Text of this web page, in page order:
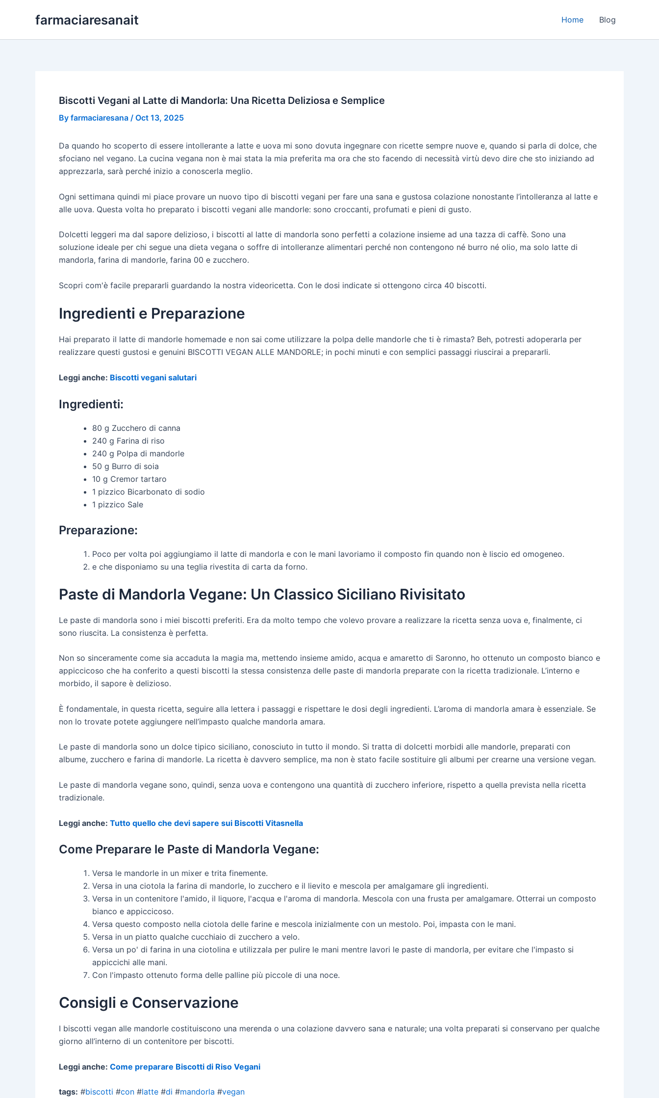
farmaciaresanait Home Blog
Biscotti Vegani al Latte di Mandorla: Una Ricetta Deliziosa e Semplice
By farmaciaresana / Oct 13, 2025
Da quando ho scoperto di essere intollerante a latte e uova mi sono dovuta ingegnare con ricette sempre nuove e, quando si parla di dolce, che
sfociano nel vegano. La cucina vegana non è mai stata la mia preferita ma ora che sto facendo di necessità virtù devo dire che sto iniziando ad
apprezzarla, sarà perché inizio a conoscerla meglio.
Ogni settimana quindi mi piace provare un nuovo tipo di biscotti vegani per fare una sana e gustosa colazione nonostante l’intolleranza al latte e
alle uova. Questa volta ho preparato i biscotti vegani alle mandorle: sono croccanti, profumati e pieni di gusto.
Dolcetti leggeri ma dal sapore delizioso, i biscotti al latte di mandorla sono perfetti a colazione insieme ad una tazza di caffè. Sono una
soluzione ideale per chi segue una dieta vegana o soffre di intolleranze alimentari perché non contengono né burro né olio, ma solo latte di
mandorla, farina di mandorle, farina 00 e zucchero.
Scopri com'è facile prepararli guardando la nostra videoricetta. Con le dosi indicate si ottengono circa 40 biscotti.
Ingredienti e Preparazione
Hai preparato il latte di mandorle homemade e non sai come utilizzare la polpa delle mandorle che ti è rimasta? Beh, potresti adoperarla per
realizzare questi gustosi e genuini BISCOTTI VEGAN ALLE MANDORLE; in pochi minuti e con semplici passaggi riuscirai a prepararli.
Leggi anche: Biscotti vegani salutari
Ingredienti:
80 g Zucchero di canna
240 g Farina di riso
240 g Polpa di mandorle
50 g Burro di soia
10 g Cremor tartaro
1 pizzico Bicarbonato di sodio
1 pizzico Sale
Preparazione:
Poco per volta poi aggiungiamo il latte di mandorla e con le mani lavoriamo il composto fin quando non è liscio ed omogeneo.
e che disponiamo su una teglia rivestita di carta da forno.
Paste di Mandorla Vegane: Un Classico Siciliano Rivisitato
Le paste di mandorla sono i miei biscotti preferiti. Era da molto tempo che volevo provare a realizzare la ricetta senza uova e, finalmente, ci
sono riuscita. La consistenza è perfetta.
Non so sinceramente come sia accaduta la magia ma, mettendo insieme amido, acqua e amaretto di Saronno, ho ottenuto un composto bianco e
appiccicoso che ha conferito a questi biscotti la stessa consistenza delle paste di mandorla preparate con la ricetta tradizionale. L’interno e
morbido, il sapore è delizioso.
È fondamentale, in questa ricetta, seguire alla lettera i passaggi e rispettare le dosi degli ingredienti. L’aroma di mandorla amara è essenziale. Se
non lo trovate potete aggiungere nell’impasto qualche mandorla amara.
Le paste di mandorla sono un dolce tipico siciliano, conosciuto in tutto il mondo. Si tratta di dolcetti morbidi alle mandorle, preparati con
albume, zucchero e farina di mandorle. La ricetta è davvero semplice, ma non è stato facile sostituire gli albumi per crearne una versione vegan.
Le paste di mandorla vegane sono, quindi, senza uova e contengono una quantità di zucchero inferiore, rispetto a quella prevista nella ricetta
tradizionale.
Leggi anche: Tutto quello che devi sapere sui Biscotti Vitasnella
Come Preparare le Paste di Mandorla Vegane:
Versa le mandorle in un mixer e trita finemente.
Versa in una ciotola la farina di mandorle, lo zucchero e il lievito e mescola per amalgamare gli ingredienti.
Versa in un contenitore l'amido, il liquore, l'acqua e l'aroma di mandorla. Mescola con una frusta per amalgamare. Otterrai un composto
bianco e appiccicoso.
Versa questo composto nella ciotola delle farine e mescola inizialmente con un mestolo. Poi, impasta con le mani.
Versa in un piatto qualche cucchiaio di zucchero a velo.
Versa un po' di farina in una ciotolina e utilizzala per pulire le mani mentre lavori le paste di mandorla, per evitare che l'impasto si
appiccichi alle mani.
Con l'impasto ottenuto forma delle palline più piccole di una noce.
Consigli e Conservazione
I biscotti vegan alle mandorle costituiscono una merenda o una colazione davvero sana e naturale; una volta preparati si conservano per qualche
giorno all’interno di un contenitore per biscotti.
Leggi anche: Come preparare Biscotti di Riso Vegani
tags: #biscotti #con #latte #di #mandorla #vegan